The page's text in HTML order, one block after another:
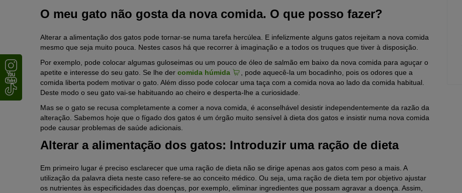
O meu gato não gosta da nova comida. O que posso fazer?
Alterar a alimentação dos gatos pode tornar-se numa tarefa hercúlea. E infelizmente alguns gatos rejeitam a nova comida
mesmo que seja muito pouca. Nestes casos há que recorrer à imaginação e a todos os truques que tiver à disposição.
Por exemplo, pode colocar algumas guloseimas ou um pouco de óleo de salmão em baixo da nova comida para aguçar o
apetite e interesse do seu gato. Se lhe der comida húmida
, pode aquecê-la um bocadinho, pois os odores que a
comida liberta podem motivar o gato. Além disso pode colocar uma taça com a comida nova ao lado da comida habitual.
Deste modo o seu gato vai-se habituando ao cheiro e desperta-lhe a curiosidade.
Mas se o gato se recusa completamente a comer a nova comida, é aconselhável desistir independentemente da razão da
alteração. Sabemos hoje que o fígado dos gatos é um órgão muito sensível à dieta dos gatos e insistir numa nova comida
pode causar problemas de saúde adicionais.
Alterar a alimentação dos gatos: Introduzir uma ração de dieta
Em primeiro lugar é preciso esclarecer que uma ração de dieta não se dirige apenas aos gatos com peso a mais. A
utilização da palavra dieta neste caso refere-se ao conceito médico. Ou seja, uma ração de dieta tem por objetivo ajustar
os nutrientes às especificidades das doenças, por exemplo, eliminar ingredientes que possam agravar a doença. Assim,